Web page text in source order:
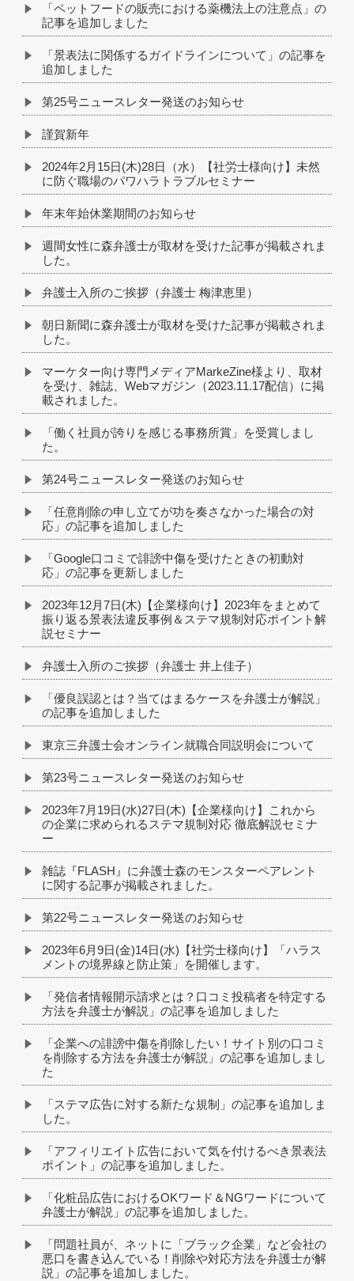
「ペットフードの販売における薬機法上の注意点」の
記事を追加しました
「景表法に関係するガイドラインについて」の記事を
追加しました
第25号ニュースレター発送のお知らせ
謹賀新年
2024年2月15日(木)28日（水）【社労士様向け】未然
に防ぐ職場のパワハラトラブルセミナー
年末年始休業期間のお知らせ
週間女性に森弁護士が取材を受けた記事が掲載されま
した。
弁護士入所のご挨拶（弁護士 梅津恵里）
朝日新聞に森弁護士が取材を受けた記事が掲載されま
した。
マーケター向け専門メディアMarkeZine様より、取材
を受け、雑誌、Webマガジン（2023.11.17配信）に掲
載されました。
「働く社員が誇りを感じる事務所賞」を受賞しまし
た。
第24号ニュースレター発送のお知らせ
「任意削除の申し立てが功を奏さなかった場合の対
応」の記事を追加しました
「Google口コミで誹謗中傷を受けたときの初動対
応」の記事を更新しました
2023年12月7日(木)【企業様向け】2023年をまとめて
振り返る景表法違反事例＆ステマ規制対応ポイント解
説セミナー
弁護士入所のご挨拶（弁護士 井上佳子）
「優良誤認とは？当てはまるケースを弁護士が解説」
の記事を追加しました
東京三弁護士会オンライン就職合同説明会について
第23号ニュースレター発送のお知らせ
2023年7月19日(水)27日(木)【企業様向け】これから
の企業に求められるステマ規制対応 徹底解説セミナ
ー
雑誌『FLASH』に弁護士森のモンスターペアレント
に関する記事が掲載されました。
第22号ニュースレター発送のお知らせ
2023年6月9日(金)14日(水)【社労士様向け】「ハラス
メントの境界線と防止策」を開催します。
「発信者情報開示請求とは？口コミ投稿者を特定する
方法を弁護士が解説」の記事を追加しました
「企業への誹謗中傷を削除したい！サイト別の口コミ
を削除する方法を弁護士が解説」の記事を追加しまし
た
「ステマ広告に対する新たな規制」の記事を追加しま
した。
「アフィリエイト広告において気を付けるべき景表法
ポイント」の記事を追加しました。
「化粧品広告におけるOKワード＆NGワードについて
弁護士が解説」の記事を追加しました。
「問題社員が、ネットに「ブラック企業」など会社の
悪口を書き込んでいる！削除や対応方法を弁護士が解
説」の記事を追加しました。